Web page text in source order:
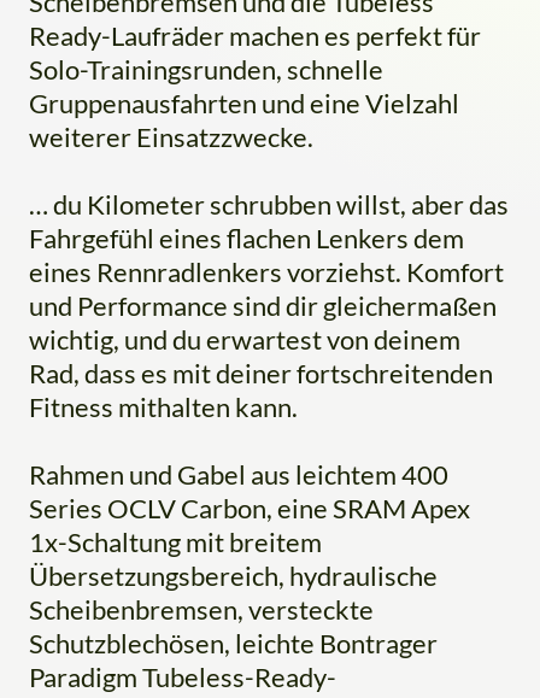
Ready-Laufräder machen es perfekt für
Solo-Trainingsrunden, schnelle
Gruppenausfahrten und eine Vielzahl
weiterer Einsatzzwecke.
… du Kilometer schrubben willst, aber das
Fahrgefühl eines flachen Lenkers dem
eines Rennradlenkers vorziehst. Komfort
und Performance sind dir gleichermaßen
wichtig, und du erwartest von deinem
Rad, dass es mit deiner fortschreitenden
Fitness mithalten kann.
Rahmen und Gabel aus leichtem 400
Series OCLV Carbon, eine SRAM Apex
1x-Schaltung mit breitem
Übersetzungsbereich, hydraulische
Scheibenbremsen, versteckte
Schutzblechösen, leichte Bontrager
Paradigm Tubeless-Ready-